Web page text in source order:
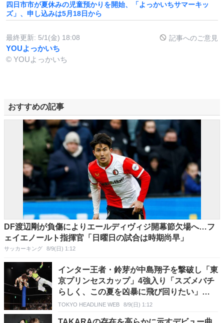
四日市市が夏休みの児童預かりを開始、「よっかいちサマーキッ
ズ」、申し込みは5月18日から
最終更新: 5/1(金) 18:08 記事へのご意見
YOUよっかいち
© YOUよっかいち
おすすめの記事
DF渡辺剛が負傷によりエールディヴィジ開幕節欠場へ…フ
ェイエノールト指揮官「日曜日の試合は時期尚早」
サッカーキング 8/9(日) 1:12
インター王者・鈴芽が中島翔子を撃破し「東
京プリンセスカップ」4強入り「スズメバチ
らしく、この夏を凶暴に飛び回りたい」
【TJPW】
TOKYO HEADLINE WEB 8/9(日) 1:12